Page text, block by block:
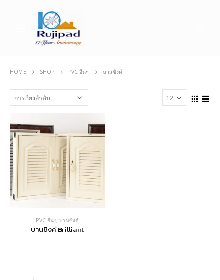
HOME SHOP PVC อื่นๆ บานซิงค์
PVC อื่นๆ,บานซิงค์
บานซิงค์ Brilliant